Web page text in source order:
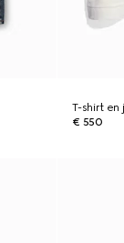
T-shirt
€ 550